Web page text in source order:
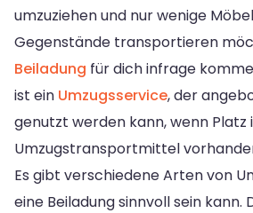
umzuziehen und nur wenige
Gegenstände transportieren
Beiladung für dich infrage
ist ein Umzugsservice, der
genutzt werden kann, wenn Platz
Umzugstransportmittel
Es gibt verschiedene Arten von
eine Beiladung sinnvoll sein kann.